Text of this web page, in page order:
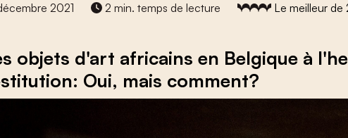
2021
2 min. temps de lecture Le meilleur de
objets d'art africains en Belgique à
Oui, mais comment?